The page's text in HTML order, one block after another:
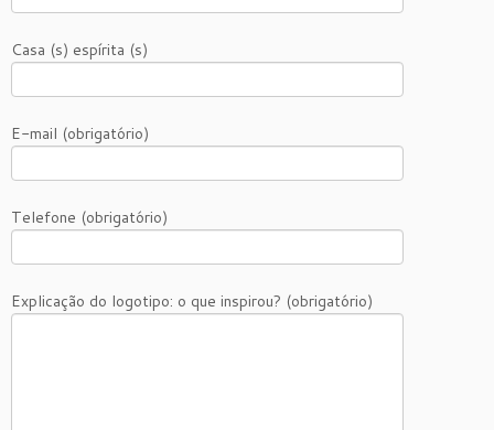
Casa (s) espírita (s)
E-mail (obrigatório)
Telefone (obrigatório)
Explicação do logotipo: o que inspirou? (obrigatório)